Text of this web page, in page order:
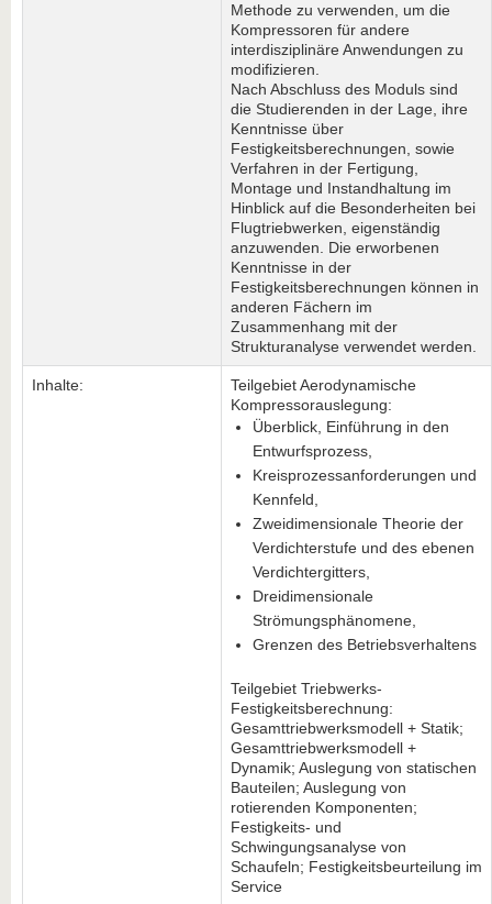
Methode zu verwenden, um die
Kompressoren für andere
interdisziplinäre Anwendungen zu
modifizieren.
Nach Abschluss des Moduls sind
die Studierenden in der Lage, ihre
Kenntnisse über
Festigkeitsberechnungen, sowie
Verfahren in der Fertigung,
Montage und Instandhaltung im
Hinblick auf die Besonderheiten bei
Flugtriebwerken, eigenständig
anzuwenden. Die erworbenen
Kenntnisse in der
Festigkeitsberechnungen können in
anderen Fächern im
Zusammenhang mit der
Strukturanalyse verwendet werden.
Inhalte:
Teilgebiet Aerodynamische
Kompressorauslegung:
Überblick, Einführung in den
Entwurfsprozess,
Kreisprozessanforderungen und
Kennfeld,
Zweidimensionale Theorie der
Verdichterstufe und des ebenen
Verdichtergitters,
Dreidimensionale
Strömungsphänomene,
Grenzen des Betriebsverhaltens
Teilgebiet Triebwerks-
Festigkeitsberechnung:
Gesamttriebwerksmodell + Statik;
Gesamttriebwerksmodell +
Dynamik; Auslegung von statischen
Bauteilen; Auslegung von
rotierenden Komponenten;
Festigkeits- und
Schwingungsanalyse von
Schaufeln; Festigkeitsbeurteilung im
Service